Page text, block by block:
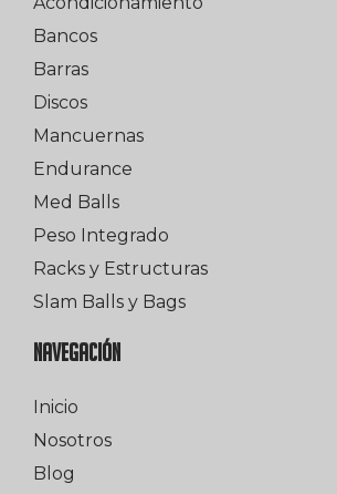
Bancos
Barras
Discos
Mancuernas
Endurance
Med Balls
Peso Integrado
Racks y Estructuras
Slam Balls y Bags
NAVEGACIÓN
Inicio
Nosotros
Blog